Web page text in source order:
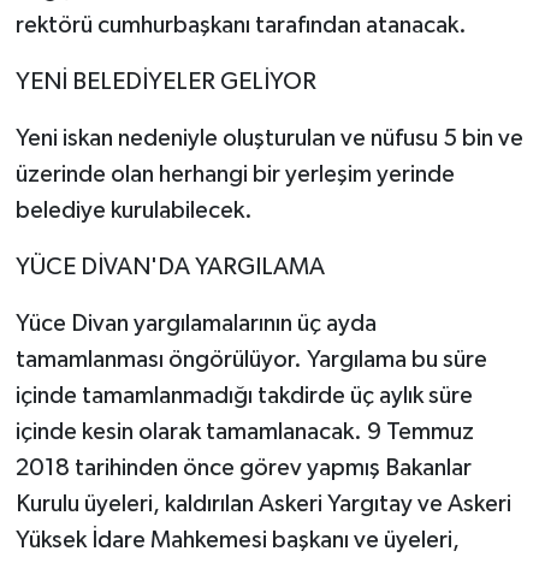
rektörü cumhurbaşkanı tarafından atanacak.
YENİ BELEDİYELER GELİYOR
Yeni iskan nedeniyle oluşturulan ve nüfusu 5 bin ve
üzerinde olan herhangi bir yerleşim yerinde
belediye kurulabilecek.
YÜCE DİVAN'DA YARGILAMA
Yüce Divan yargılamalarının üç ayda
tamamlanması öngörülüyor. Yargılama bu süre
içinde tamamlanmadığı takdirde üç aylık süre
içinde kesin olarak tamamlanacak. 9 Temmuz
2018 tarihinden önce görev yapmış Bakanlar
Kurulu üyeleri, kaldırılan Askeri Yargıtay ve Askeri
Yüksek İdare Mahkemesi başkanı ve üyeleri,